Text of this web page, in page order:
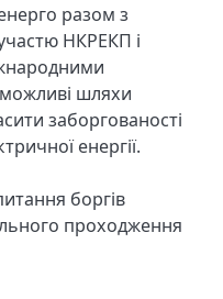
разом з
НКРЕКП і
шляхи
заборгованості
енергії.
боргів
проходження